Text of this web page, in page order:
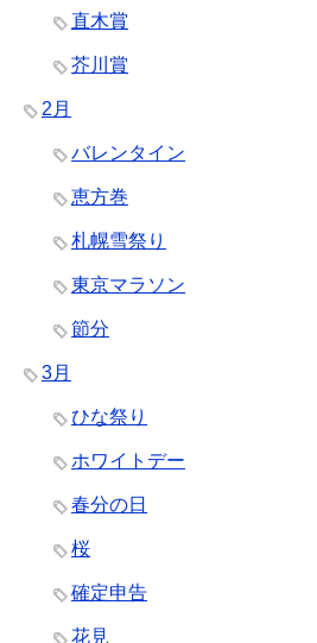
直木賞
芥川賞
2月
バレンタイン
恵方巻
札幌雪祭り
東京マラソン
節分
3月
ひな祭り
ホワイトデー
春分の日
桜
確定申告
花見